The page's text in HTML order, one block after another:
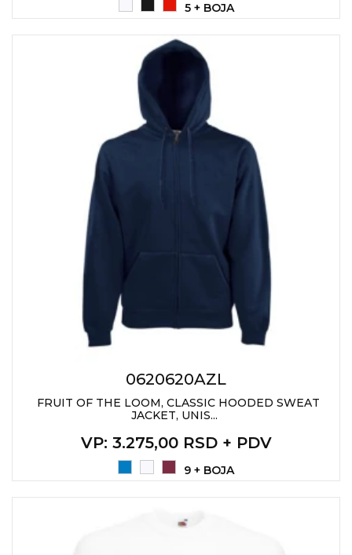
5 + BOJA
0620620AZL
FRUIT OF THE LOOM, CLASSIC HOODED SWEAT
JACKET, UNIS...
VP: 3.275,00 RSD + PDV
9 + BOJA